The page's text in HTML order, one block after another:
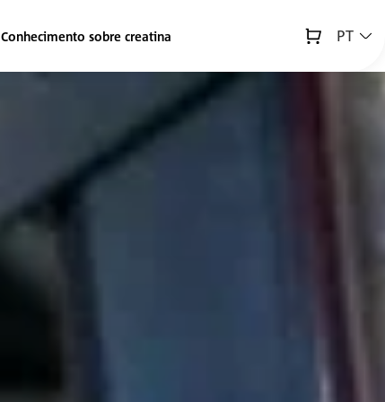
Conhecimento sobre creatina PT